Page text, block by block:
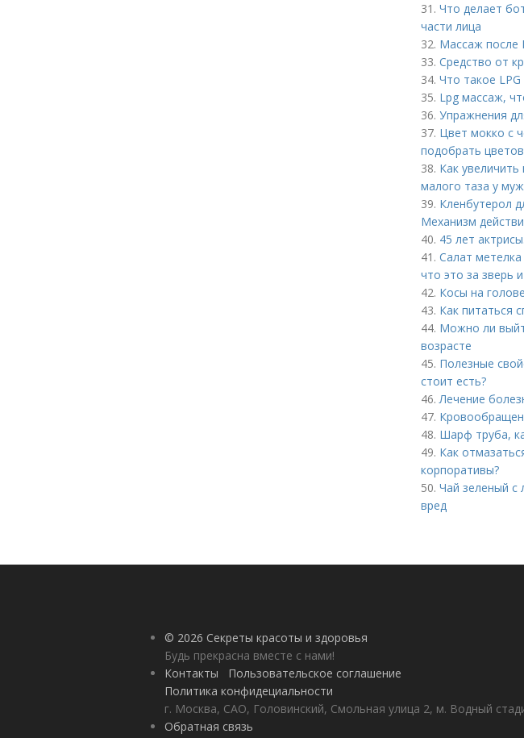
31. Что делает
части лица
32. Массаж после
33. Средство от
34. Что такое
35. Lpg массаж,
36. Упражнения
37. Цвет мокко с
подобрать
38. Как
малого таза у
39. Кленбутерол
Механизм
40. 45 лет
41. Салат
что это за зверь
42. Косы на
43. Как питаться
44. Можно ли
возрасте
45. Полезные
стоит есть?
46.Лечение
47.
48. Шарф труба,
49. Как
корпоративы?
50. Чай зеленый
вред
© 2026 Секреты красоты и здоровья
Будь прекрасна вместе с нами!
Контакты
Пользовательское соглашение
Политика конфидециальности
г. Москва, САО, Головинский, Смольная улица 2, м. Водный
Обратная связь